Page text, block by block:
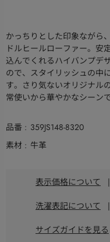
かっちりとした印象ながら
ドルヒールローファー。安
込んでくれるハイバンプデ
ので、スタイリッシュの中
す。さり気ないオリジナル
常使いから華やかなシーン
品番
359JS148-8320
素材
牛革
表示価格について
洗濯表記について |
サイズガイドを見る